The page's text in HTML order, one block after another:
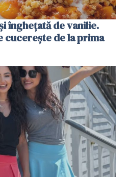
înghețată de vanilie.
cucerește de la prima